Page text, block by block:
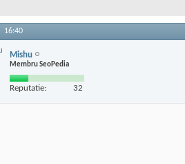
16:40
Mishu
Membru SeoPedia
Reputatie: 32